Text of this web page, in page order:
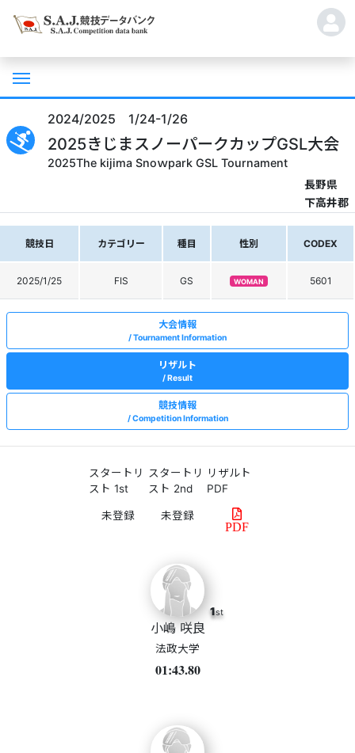
2024/2025 1/24-1/26
2025きじまスノーパークカップGSL大会
2025The kijima Snoｗpark GSL Tournament
長野県
下高井郡
競技日 カテゴリー 種目 性別 CODEX
2025/1/25 FIS GS WOMAN 5601
大会情報
Tournament Information
リザルト
Result
競技情報
Competition Information
スタートリ
スト 1st
スタートリ
スト 2nd
リザルト
PDF
PDF
1st
小嶋 咲良
法政大学
01:43.80